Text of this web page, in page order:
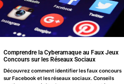
Comprendre la Cyberarnaque au Faux Jeux
Concours sur les Réseaux Sociaux
Découvrez comment identifier les faux concours
sur Facebook et les réseaux sociaux. Conseils